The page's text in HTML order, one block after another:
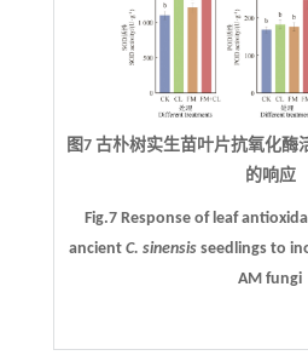
图7 古朴树实生苗叶片抗氧化酶
的响应
Fig.7 Response of leaf
ancient C. sinensisseedlings to
AM fungi